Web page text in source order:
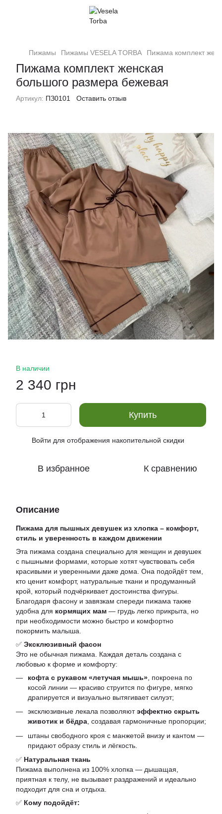
Пижамы Пижамы VESELA TORBA Пижама комплект
Пижама комплект женская
большого размера бежевая
Артикул: ПЗ0101 Оставить отзыв
В наличии
2 340 грн
Купить
Войти для отображения накопительной скидки
В избранное К сравнению
Описание
Пижама для пышных девушек из хлопка – комфорт,
стиль и уверенность в каждом движении
Эта пижама создана специально для женщин и девушек
с пышными формами, которые хотят чувствовать себя
красивыми и уверенными даже дома. Она подойдёт тем,
кто ценит комфорт, натуральные ткани и продуманный
крой, который подчёркивает достоинства фигуры.
Благодаря фасону и завязкам спереди пижама также
удобна для кормящих мам — грудь легко прикрыта, но
при необходимости можно быстро и комфортно
покормить малыша.
✅ Эксклюзивный фасон
Это не обычная пижама. Каждая деталь создана с
любовью к форме и комфорту:
кофта с рукавом «летучая мышь» , покроена по
косой линии — красиво струится по фигуре, мягко
драпируется и визуально вытягивает силуэт;
эксклюзивные лекала позволяютэффектно скрыть
животик и бёдра, создавая гармоничные пропорции;
штаны свободного кроя с манжетой внизу и кантом —
придают образу стиль и лёгкость.
✅ Натуральная ткань
Пижама выполнена из 100% хлопка — дышащая,
приятная к телу, не вызывает раздражений и идеально
подходит для сна и отдыха.
✅ Кому подойдёт: